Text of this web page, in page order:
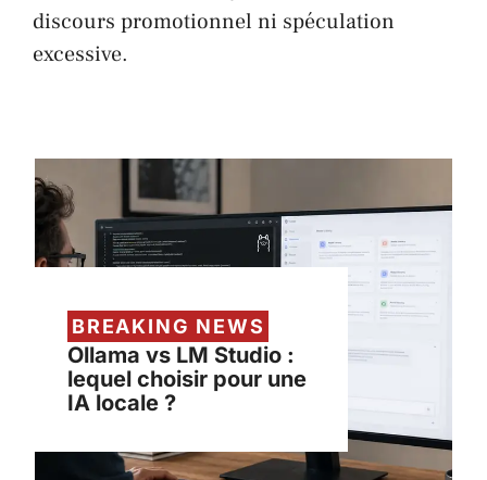
discours promotionnel ni spéculation
excessive.
BREAKING NEWS
Ollama vs LM Studio :
lequel choisir pour une
IA locale ?